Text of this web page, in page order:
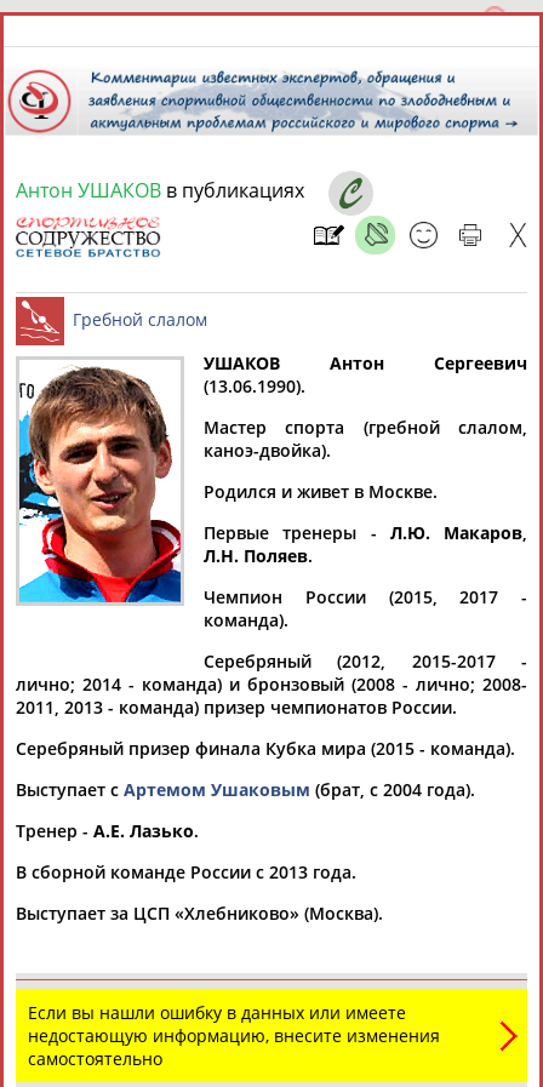
8 августа 2026 года,
СПОРТСМЕНЫ, ТРЕНЕРЫ И СПЕЦИАЛИСТЫ
Найдено: 13181персон Расширенный поиск
Аслаудин
АБАЕВ
Елена
АБАИМОВА
АБАКУМОВА
АБАЛАКИНА
АБАРЕНОВ
Тамилла
АБАСОВА
Рамазан
АБАЧАРАЕВ
Ростом
АБАШИДЗЕ
Флюра
БУЛАТОВА
Татьяна
Акжана
Артур
Антон УШАКОВ в публикациях
Гребной слалом
УШАКОВ Антон Сергеевич
(13.06.1990).
Мастер спорта (гребной слалом,
каноэ-двойка).
Родился и живет в Москве.
Первые тренеры - Л.Ю. Макаров,
Л.Н. Поляев.
Чемпион России (2015, 2017 -
команда).
Серебряный (2012, 2015-2017 -
лично; 2014 - команда) и бронзовый (2008 - лично; 2008-
2011, 2013 - команда) призер чемпионатов России.
Серебряный призер финала Кубка мира (2015 - команда).
Выступает с Артемом Ушаковым (брат, с 2004 года).
Тренер - А.Е. Лазько.
В сборной команде России с 2013 года.
Выступает за ЦСП «Хлебниково» (Москва).
Если вы нашли ошибку в данных или имеете
недостающую информацию, внесите изменения
самостоятельно